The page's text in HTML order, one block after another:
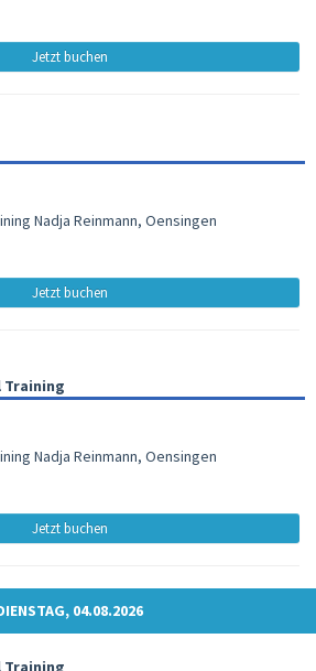
Jetzt buchen
Nadja Reinmann, Oensingen
Jetzt buchen
Training
Nadja Reinmann, Oensingen
Jetzt buchen
04.08.2026
Training